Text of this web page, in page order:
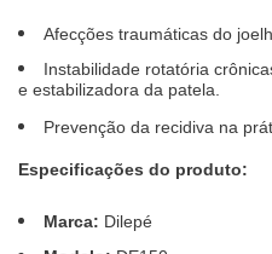
Afecções traumáticas do
Instabilidade rotatória
e estabilizadora da patela.
Prevenção da recidiva na
Especificações do produto:
Marca: Dilepé